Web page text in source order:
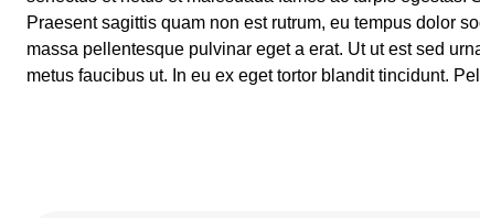
Praesent sagittis quam non est rutrum, eu tempus dolor
massa pellentesque pulvinar eget a erat. Ut ut est sed
metus faucibus ut. In eu ex eget tortor blandit tincidunt.